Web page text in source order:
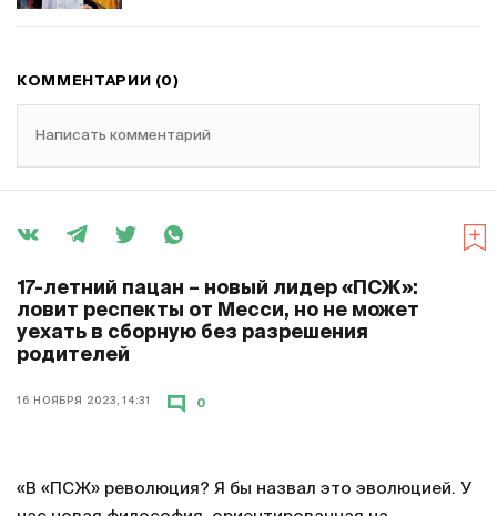
КОММЕНТАРИИ (0)
Написать комментарий
17-летний пацан – новый лидер «ПСЖ»:
ловит респекты от Месси, но не может
уехать в сборную без разрешения
родителей
16 НОЯБРЯ 2023, 14:31 0
«В «ПСЖ» революция? Я бы назвал это эволюцией. У